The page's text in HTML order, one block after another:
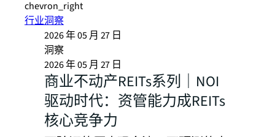
chevron_right
行业洞察
2026 年 05 月 27 日
洞察
2026 年 05 月 27 日
商业不动产REITs系列｜NOI
驱动时代：资管能力成REITs
核心竞争力